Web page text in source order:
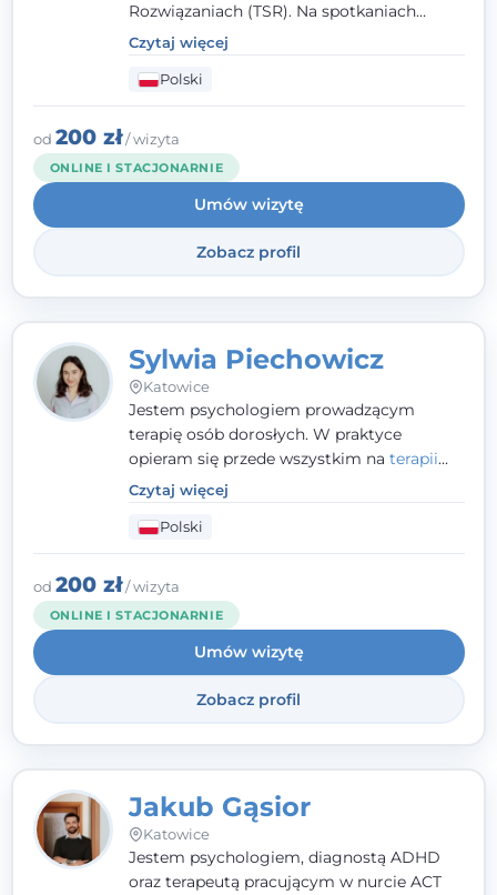
Rozwiązaniach (TSR). Na spotkaniach
pracuję w sposób dopasowany do Ciebie -
nawet jeśli na starcie nie wiesz dokładnie,
czego potrzebujesz, odkrywamy to razem,
krok po kroku. Towarzyszę dorosłym oraz
młodzieży od 13. roku życia.
Czytaj więcej
Polski
od 200 zł/ wizyta
ONLINE I STACJONARNIE
Umów wizytę
Zobacz profil
Sylwia Piechowicz
Katowice
Jestem psychologiem prowadzącym
terapię osób dorosłych. W praktyce
opieram się przede wszystkim na terapii
poznawczo-behawioralnej
podejściu skoncentrowanym na
rozwiązaniach (TSR) oraz Racjonalnej
Terapii Zachowania (RTZ). Dużą wagę
przykładam do relacji opartej na empatii,
poczuciu bezpieczeństwa i wzajemnym
zrozumieniu.
Czytaj więcej
Polski
od 200 zł/ wizyta
ONLINE I STACJONARNIE
Umów wizytę
Zobacz profil
Jakub Gąsior
Katowice
Jestem psychologiem, diagnostą ADHD
oraz terapeutą pracującym w nurcie ACT